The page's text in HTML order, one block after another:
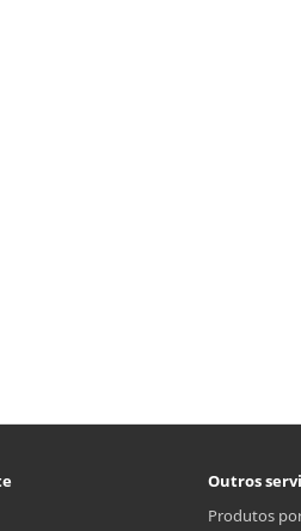
Outros
Produtos